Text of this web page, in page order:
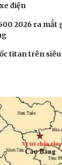
điện
2026 ra mắt
titan trên